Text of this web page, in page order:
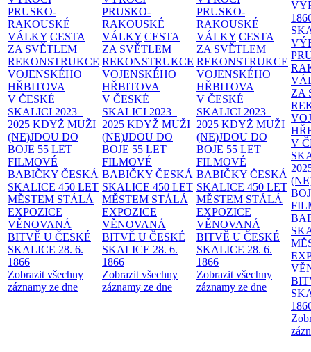
PRUSKO-
RAKOUSKÉ
VÁLKY CESTA
ZA SVĚTLEM
REKONSTRUKCE
VOJENSKÉHO
HŘBITOVA
V ČESKÉ
SKALICI 2023–
2025 KDYŽ MUŽI
(NE)JDOU DO
BOJE 55 LET
FILMOVÉ
BABIČKY ČESKÁ
SKALICE 450 LET
MĚSTEM STÁLÁ
EXPOZICE
VĚNOVANÁ
BITVĚ U ČESKÉ
SKALICE 28. 6.
1866
Zobrazit všechny
záznamy ze dne
PRUSKO-
RAKOUSKÉ
VÁLKY CESTA
ZA SVĚTLEM
REKONSTRUKCE
VOJENSKÉHO
HŘBITOVA
V ČESKÉ
SKALICI 2023–
2025 KDYŽ MUŽI
(NE)JDOU DO
BOJE 55 LET
FILMOVÉ
BABIČKY ČESKÁ
SKALICE 450 LET
MĚSTEM STÁLÁ
EXPOZICE
VĚNOVANÁ
BITVĚ U ČESKÉ
SKALICE 28. 6.
1866
Zobrazit všechny
záznamy ze dne
PRUSKO-
RAKOUSKÉ
VÁLKY CESTA
ZA SVĚTLEM
REKONSTRUKCE
VOJENSKÉHO
HŘBITOVA
V ČESKÉ
SKALICI 2023–
2025 KDYŽ MUŽI
(NE)JDOU DO
BOJE 55 LET
FILMOVÉ
BABIČKY ČESKÁ
SKALICE 450 LET
MĚSTEM STÁLÁ
EXPOZICE
VĚNOVANÁ
BITVĚ U ČESKÉ
SKALICE 28. 6.
1866
Zobrazit všechny
záznamy ze dne
ZA
V